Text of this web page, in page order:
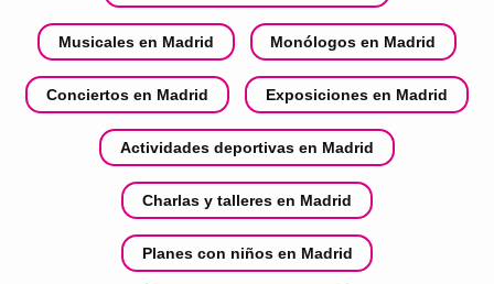
Musicales en Madrid Monólogos en Madrid
Conciertos en Madrid Exposiciones en Madrid
Actividades deportivas en Madrid
Charlas y talleres en Madrid
Planes con niños en Madrid